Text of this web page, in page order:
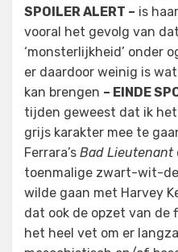
SPOILER ALERT – is
vooral het gevolg van
‘monsterlijkheid’ onder
er daardoor weinig is
kan brengen – EINDE
tijden geweest dat ik
grijs karakter mee te
Ferrara’s Bad Lieutenant
toenmalige zwart-wit-
wilde gaan met Harvey
dat ook de opzet van de
het heel vet om er